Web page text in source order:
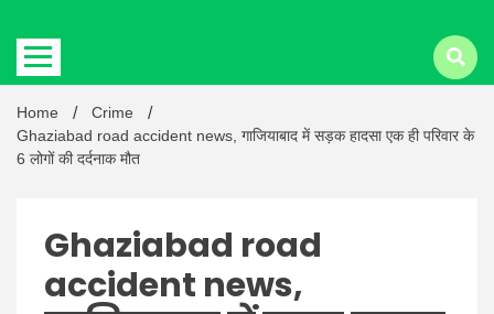
Latest
Hindi
Home
Crime
Ghaziabad road accident news, गाजियाबाद में सड़क हादसा एक ही परिवार के
6 लोगों की दर्दनाक मौत
Ghaziabad road
accident news,